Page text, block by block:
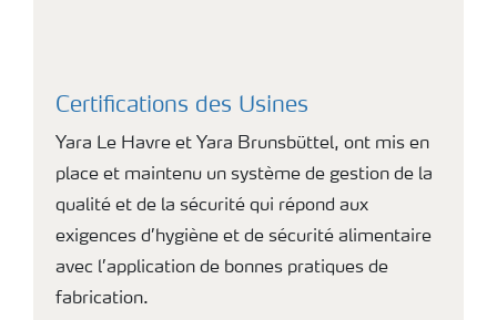
Certifications des Usines
Yara Le Havre et Yara Brunsbüttel, ont mis en
place et maintenu un système de gestion de la
qualité et de la sécurité qui répond aux
exigences d’hygiène et de sécurité alimentaire
avec l’application de bonnes pratiques de
fabrication.